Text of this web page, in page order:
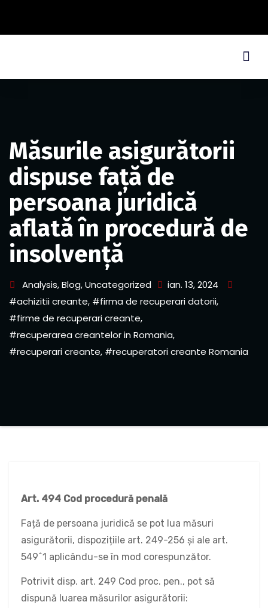
Măsurile asigurătorii
dispuse față de
persoana juridică
aflată în procedură de
insolvență
Analysis,Blog,Uncategorized
ian. 13, 2024
#achizitii creante, #firma de recuperari datorii,
#firme de recuperari creante,
#recuperarea creantelor in Romania,
#recuperari creante, #recuperatori creante Romania
Art. 494 Cod procedură penală
Față de persoana juridică se pot lua măsuri
asigurătorii, dispozițiile art. 249-256 și ale art.
549^1 aplicându-se în mod corespunzător.
Potrivit disp. art. 249 Cod proc. pen., pot să
dispună luarea măsurilor asigurătorii: